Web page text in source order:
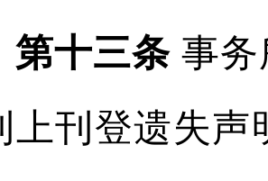
第十三条事务
上刊登遗失声